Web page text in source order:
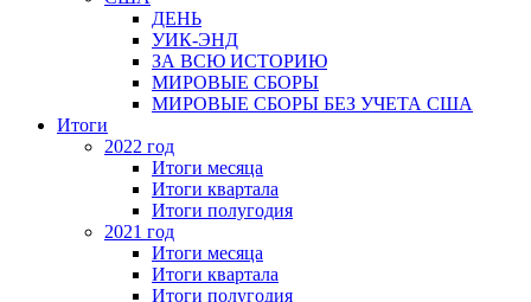
ДЕНЬ
УИК-ЭНД
ЗА ВСЮ ИСТОРИЮ
МИРОВЫЕ СБОРЫ
МИРОВЫЕ СБОРЫ БЕЗ УЧЕТА США
Итоги
2022 год
Итоги месяца
Итоги квартала
Итоги полугодия
2021 год
Итоги месяца
Итоги квартала
Итоги полугодия